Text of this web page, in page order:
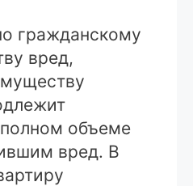
гражданскому
вред,
объеме
вред. В